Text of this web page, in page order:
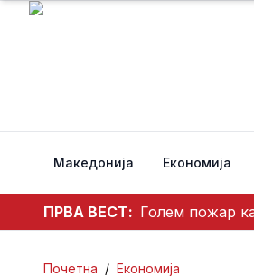
Македонија Економија
ПРВА ВЕСТ: Голем пожар
Почетна / Економија